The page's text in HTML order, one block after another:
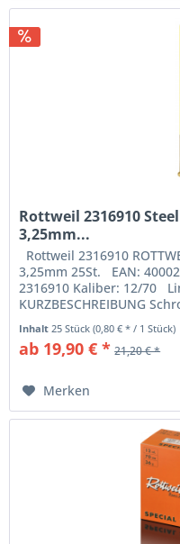
Rottweil 2316910
3,25mm...
Rottweil 2316910
3,25mm 25St. EAN:
2316910 Kaliber: 12/70
KURZBESCHREIBUNG
Inhalt 25 Stück(0,80 € * / 1 Stück)
ab 19,90 € * 21,20 € *
Merken